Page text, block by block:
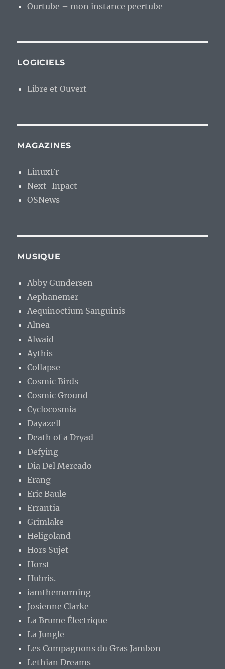
Ourtube – mon instance peertube
LOGICIELS
Libre et Ouvert
MAGAZINES
LinuxFr
Next-Inpact
OSNews
MUSIQUE
Abby Gundersen
Aephanemer
Aequinoctium Sanguinis
Alnea
Alwaid
Aythis
Collapse
Cosmic Birds
Cosmic Ground
Cyclocosmia
Dayazell
Death of a Dryad
Defying
Dia Del Mercado
Erang
Eric Baule
Errantia
Grimlake
Heligoland
Hors Sujet
Horst
Hubris.
iamthemorning
Josienne Clarke
La Brume Électrique
La Jungle
Les Compagnons du Gras Jambon
Lethian Dreams